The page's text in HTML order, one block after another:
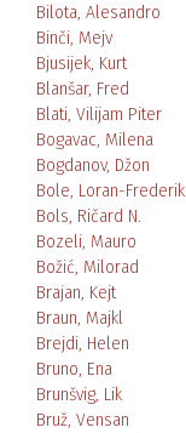
Bilota, Alesandro
Binči, Mejv
Bjusijek, Kurt
Blanšar, Fred
Blati, Vilijam Piter
Bogavac, Milena
Bogdanov, Džon
Bole, Loran-Frederik
Bols, Ričard N.
Bozeli, Mauro
Božić, Milorad
Brajan, Kejt
Braun, Majkl
Brejdi, Helen
Bruno, Ena
Brunšvig, Lik
Bruž, Vensan